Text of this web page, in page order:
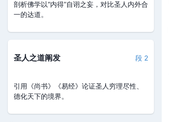
剖析佛学以“内得”自诩之妄，对比圣人内外合
一的达道。
圣人之道阐发 段 2
引用《尚书》《易经》论证圣人穷理尽性、
德化天下的境界。